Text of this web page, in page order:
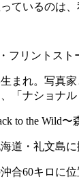
ているのは、
リントスト
まれ。写真
「ナショナ
to the Wild〜
道・礼文島に
合60キロに